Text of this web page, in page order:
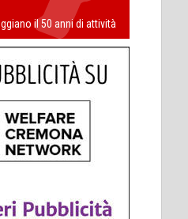
il 50 anni di attività